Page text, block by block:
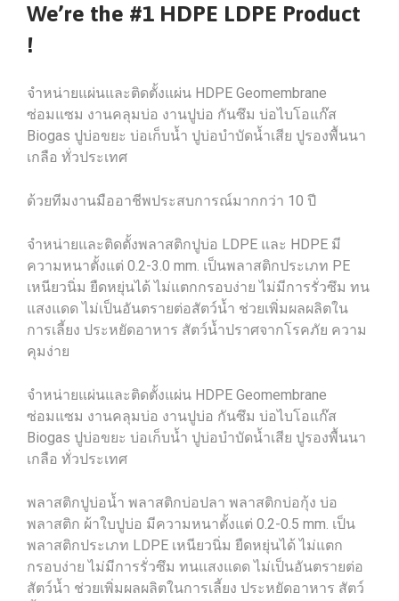
We’re the #1 HDPE LDPE Product
!
จำหน่ายแผ่นและติดตั้งแผ่น HDPE Geomembrane
ซ่อมแซม งานคลุมบ่อ งานปูบ่อ กันซึม บ่อไบโอแก๊ส
Biogas ปูบ่อขยะ บ่อเก็บน้ำ ปูบ่อบำบัดน้ำเสีย ปูรองพื้นนา
เกลือ ทั่วประเทศ
ด้วยทีมงานมืออาชีพประสบการณ์มากกว่า 10 ปี
จำหน่ายและติดตั้งพลาสติกปูบ่อ LDPE และ HDPE มี
ความหนาตั้งแต่ 0.2-3.0 mm. เป็นพลาสติกประเภท PE
เหนียวนิ่ม ยืดหยุ่นได้ ไม่แตกกรอบง่าย ไม่มีการรั่วซึม ทน
แสงแดด ไม่เป็นอันตรายต่อสัตว์น้ำ ช่วยเพิ่มผลผลิตใน
การเลี้ยง ประหยัดอาหาร สัตว์น้ำปราศจากโรคภัย ความ
คุมง่าย
จำหน่ายแผ่นและติดตั้งแผ่น HDPE Geomembrane
ซ่อมแซม งานคลุมบ่อ งานปูบ่อ กันซึม บ่อไบโอแก๊ส
Biogas ปูบ่อขยะ บ่อเก็บน้ำ ปูบ่อบำบัดน้ำเสีย ปูรองพื้นนา
เกลือ ทั่วประเทศ
พลาสติกปูบ่อน้ำ พลาสติกบ่อปลา พลาสติกบ่อกุ้ง บ่อ
พลาสติก ผ้าใบปูบ่อ มีความหนาตั้งแต่ 0.2-0.5 mm. เป็น
พลาสติกประเภท LDPE เหนียวนิ่ม ยืดหยุ่นได้ ไม่แตก
กรอบง่าย ไม่มีการรั่วซึม ทนแสงแดด ไม่เป็นอันตรายต่อ
สัตว์น้ำ ช่วยเพิ่มผลผลิตในการเลี้ยง ประหยัดอาหาร สัตว์